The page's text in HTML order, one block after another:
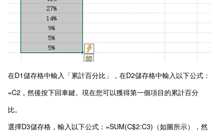
在D1儲存格中輸入「累計百分比」，在D2儲存格中輸入以下公式：
=C2，然後按下回車鍵。現在您可以獲得第一個項目的累計百分
比。
選擇D3儲存格，輸入以下公式：=SUM(C$2:C3)（如圖所示），然